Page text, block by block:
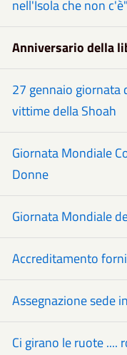
nell'Isola che non c'è"
Anniversario della
27 gennaio giornata
vittime della Shoah
Giornata Mondiale
Donne
Giornata Mondiale
Accreditamento
Assegnazione sede
Ci girano le ruote ....